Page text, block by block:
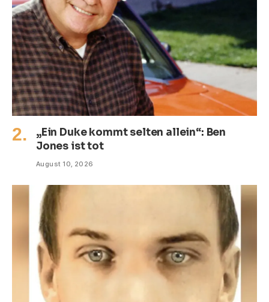
„Ein Duke kommt selten allein“: Ben
Jones ist tot
August 10, 2026